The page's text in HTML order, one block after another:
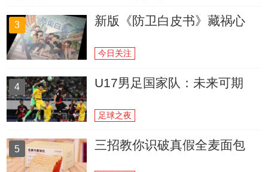
3 新版《防卫白皮书》藏祸心
今日关注
4 U17男足国家队：未来可期
足球之夜
5 三招教你识破真假全麦面包